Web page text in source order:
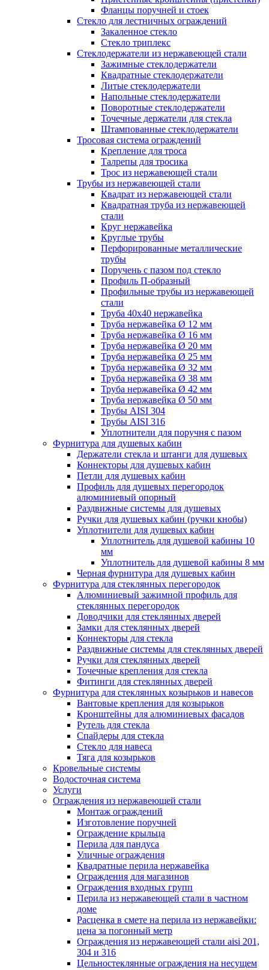
Фланцы поручней и стоек
Стекло для лестничных ограждений
Закаленное стекло
Стекло триплекс
Стеклодержатели из нержавеющей стали
Зажимные стеклодержатели
Квадратные стеклодержатели
Литые стеклодержатели
Напольные стеклодержатели
Поворотные стеклодержатели
Точечные держатели для стекла
Штампованные стеклодержатели
Тросовая система ограждений
Крепление для троса
Талрепы для тросика
Трос из нержавеющей стали
Трубы из нержавеющей стали
Квадрат из нержавеющей стали
Квадратная труба из нержавеющей
стали
Круг нержавейка
Круглые трубы
Перфорированные металлические
трубы
Поручень с пазом под стекло
Профиль П-образный
Профильные трубы из нержавеющей
стали
Труба 40х40 нержавейка
Труба нержавейка Ø 12 мм
Труба нержавейка Ø 16 мм
Труба нержавейка Ø 20 мм
Труба нержавейка Ø 25 мм
Труба нержавейка Ø 32 мм
Труба нержавейка Ø 38 мм
Труба нержавейка Ø 42 мм
Труба нержавейка Ø 50 мм
Трубы AISI 304
Трубы AISI 316
Уплотнители для поручня с пазом
Фурнитура для душевых кабин
Держатели стекла и штанги для душевых
Коннекторы для душевых кабин
Петли для душевых кабин
Профиль для душевых перегородок
алюминиевый опорный
Раздвижные сиcтемы для душевых
Ручки для душевых кабин (ручки кнобы)
Уплотнители для душевых кабин
Уплотнитель для душевой кабины 10
мм
Уплотнитель для душевой кабины 8 мм
Черная фурнитура для душевых кабин
Фурнитура для стеклянных перегородок
Алюминиевый зажимной профиль для
стеклянных перегородок
Доводчики для стеклянных дверей
Замки для стеклянных дверей
Коннекторы для стекла
Раздвижные системы для стеклянных дверей
Ручки для стеклянных дверей
Точечные крепления для стекла
Фитинги для стеклянных дверей
Фурнитура для стеклянных козырьков и навесов
Вантовые крепления для козырьков
Кронштейны для алюминиевых фасадов
Рутель для стекла
Спайдеры для стекла
Стекло для навеса
Тяга для козырьков
Кровельные системы
Водосточная система
Услуги
Ограждения из нержавеющей стали
Монтаж ограждений
Изготовление поручней
Ограждение крыльца
Перила для пандуса
Уличные ограждения
Квадратные перила нержавейка
Ограждения для магазинов
Ограждения входных групп
Перила из нержавеющей стали в частном
доме
Расценка в смете на перила из нержавейки:
цена за погонный метр
Ограждения из нержавеющей стали aisi 201,
304 и 316
Цельностеклянные ограждения на несущем